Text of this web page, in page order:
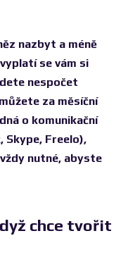
nazbyt a méně
se vám si
nespočet
za měsíční
o komunikační
Skype, Freelo),
nutné, abyste
chce tvořit